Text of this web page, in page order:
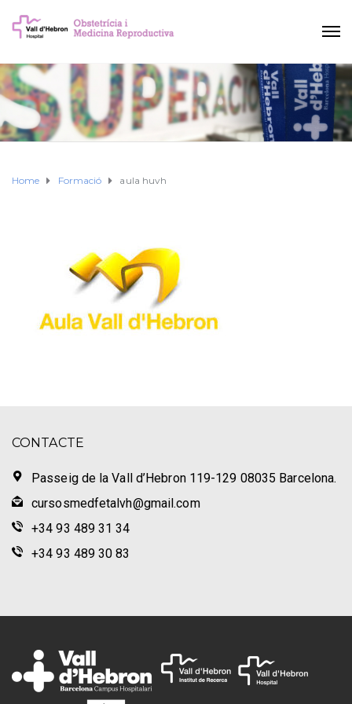
Home Formació aula huvh
CONTACTE
Passeig de la Vall d’Hebron 119-129 08035 Barcelona.
cursosmedfetalvh@gmail.com
+34 93 489 31 34
+34 93 489 30 83